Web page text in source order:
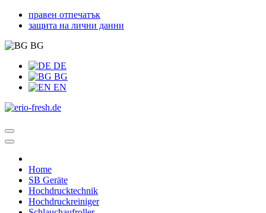
правен отпечатък
защита на лични данни
BG
DE
BG
EN
Home
SB Geräte
Hochdrucktechnik
Hochdruckreiniger